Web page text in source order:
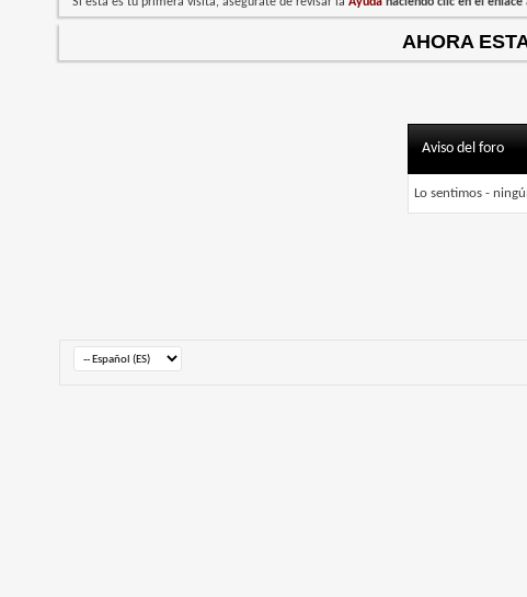
Si esta es tu primera visita, asegúrate de revisar la Ayuda haciendo clic en el
AHORA
Aviso del foro
Lo sentimos -